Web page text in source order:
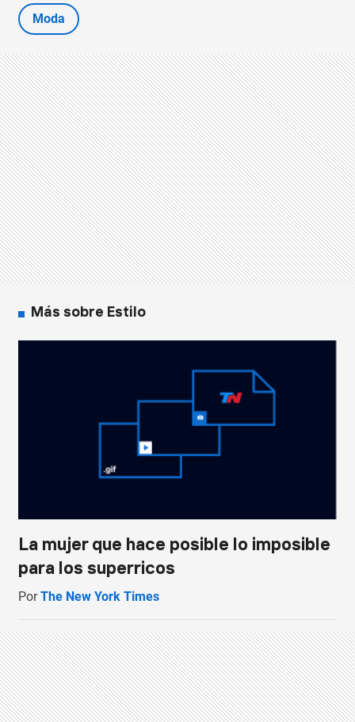
Moda
Más sobre Estilo
La mujer que hace posible lo imposible
para los superricos
PorThe New York Times